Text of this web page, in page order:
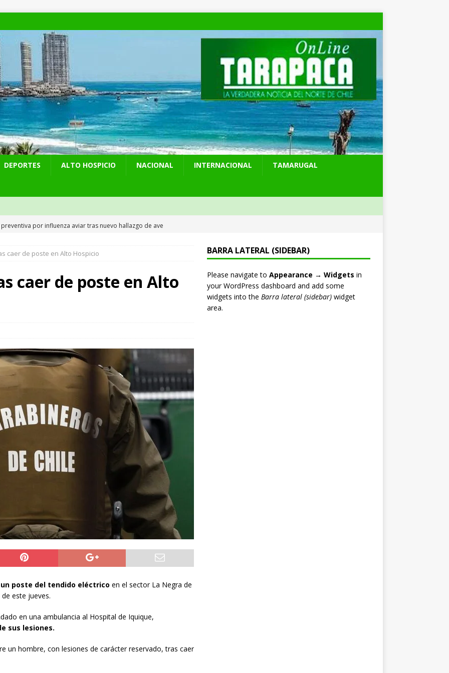
DEPORTES ALTO HOSPICIO NACIONAL INTERNACIONAL TAMARUGAL
por influenza aviar tras nuevo hallazgo de ave
detiene a pareja por microtráfico en el centro de Iquique
millonarios en el Gobierno: 46 funcionarios de
becados se les pago los estudios en el extranjero y nunca
del Gobierno que busca facilitar el ingreso a Carabineros
NACIONAL
sanción diplomática: Brasil no repondrá a su embajador y
por los insultos de Milei a Lula
INTERNACIONAL
Álvaro Jofre alerta por el futuro del Casino Municipal de
Municipal aprueba proyecto para mejorar el alumbrado
ALTO HOSPICIO
León XIV viajará a Uruguay, Argentina y Perú del 6 al 17 de
caer de poste en Alto Hospicio
caer de poste en Alto
poste del tendido eléctrico en el sector La Negra de
este jueves.
en una ambulancia al Hospital de Iquique,
sus lesiones.
un hombre, con lesiones de carácter reservado, tras caer
BARRA LATERAL (SIDEBAR)
Please navigate to Appearance → Widgets in
your WordPress dashboard and add some
widgets into the Barra lateral (sidebar)widget
area.